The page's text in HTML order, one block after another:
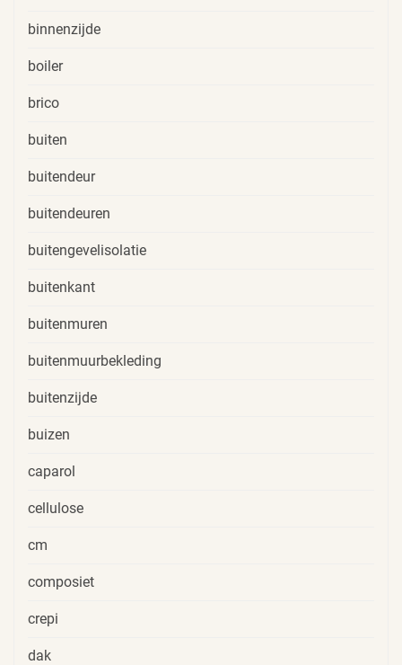
binnenzijde
boiler
brico
buiten
buitendeur
buitendeuren
buitengevelisolatie
buitenkant
buitenmuren
buitenmuurbekleding
buitenzijde
buizen
caparol
cellulose
cm
composiet
crepi
dak